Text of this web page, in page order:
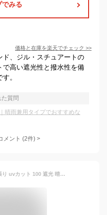
でみる
価格と在庫を楽天でチェック >>
、ジル・スチュアートの
で高い遮光性と撥水性を備
。
た質問
晴雨兼用タイプでおすすめな
メント (2件) >
KIZAWA 日傘 長傘 フリル 深張り uvカット 100 遮光 晴雨兼用 完全遮光 レディース 5級撥水 軽量 遮熱 風に強い 暑さ対策 かわいい ラタン 持ち手 (【ダブルフリル】モカ×ブラウン)